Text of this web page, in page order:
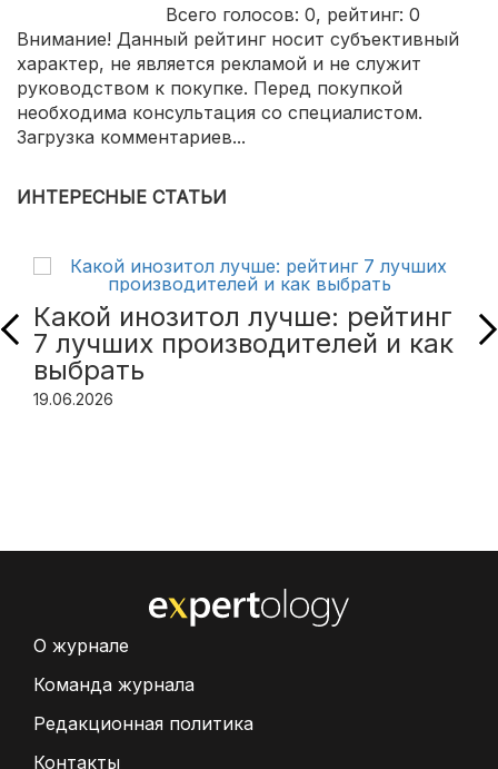
Всего голосов: 0, рейтинг: 0
Внимание! Данный рейтинг носит субъективный
характер, не является рекламой и не служит
руководством к покупке. Перед покупкой
необходима консультация со специалистом.
Загрузка комментариев...
ИНТЕРЕСНЫЕ СТАТЬИ
Какой инозитол лучше: рейтинг
7 лучших производителей и как
выбрать
19.06.2026
О журнале
Команда журнала
Редакционная политика
Контакты